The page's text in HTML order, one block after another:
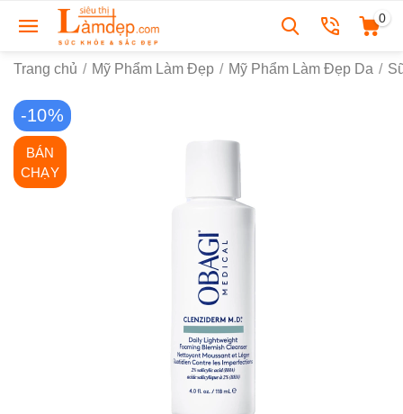
0
Trang chủ / Mỹ Phẩm Làm Đẹp / Mỹ Phẩm Làm Đẹp Da /
-10%
BÁN
CHẠY